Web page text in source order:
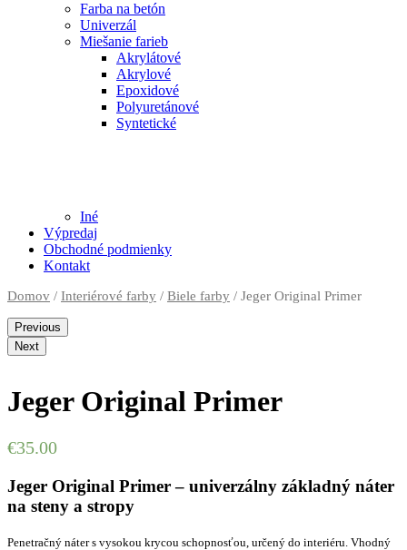
Farba na betón
Univerzál
Miešanie farieb
Akrylátové
Akrylové
Epoxidové
Polyuretánové
Syntetické
Iné
Výpredaj
Obchodné podmienky
Kontakt
Domov / Interiérové farby / Biele farby / Jeger Original Primer
Previous
Next
Jeger Original Primer
€35.00
Jeger Original Primer – univerzálny základný náter
na steny a stropy
Penetračný náter s vysokou krycou schopnosťou, určený do interiéru. Vhodný